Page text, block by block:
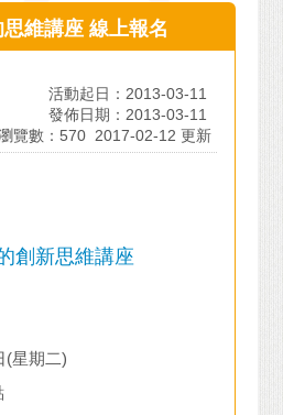
維講座 線上報名
活動起日：2013-03-11
發佈日期：2013-03-11
覽數：570 2017-02-12 更新
(星期二)